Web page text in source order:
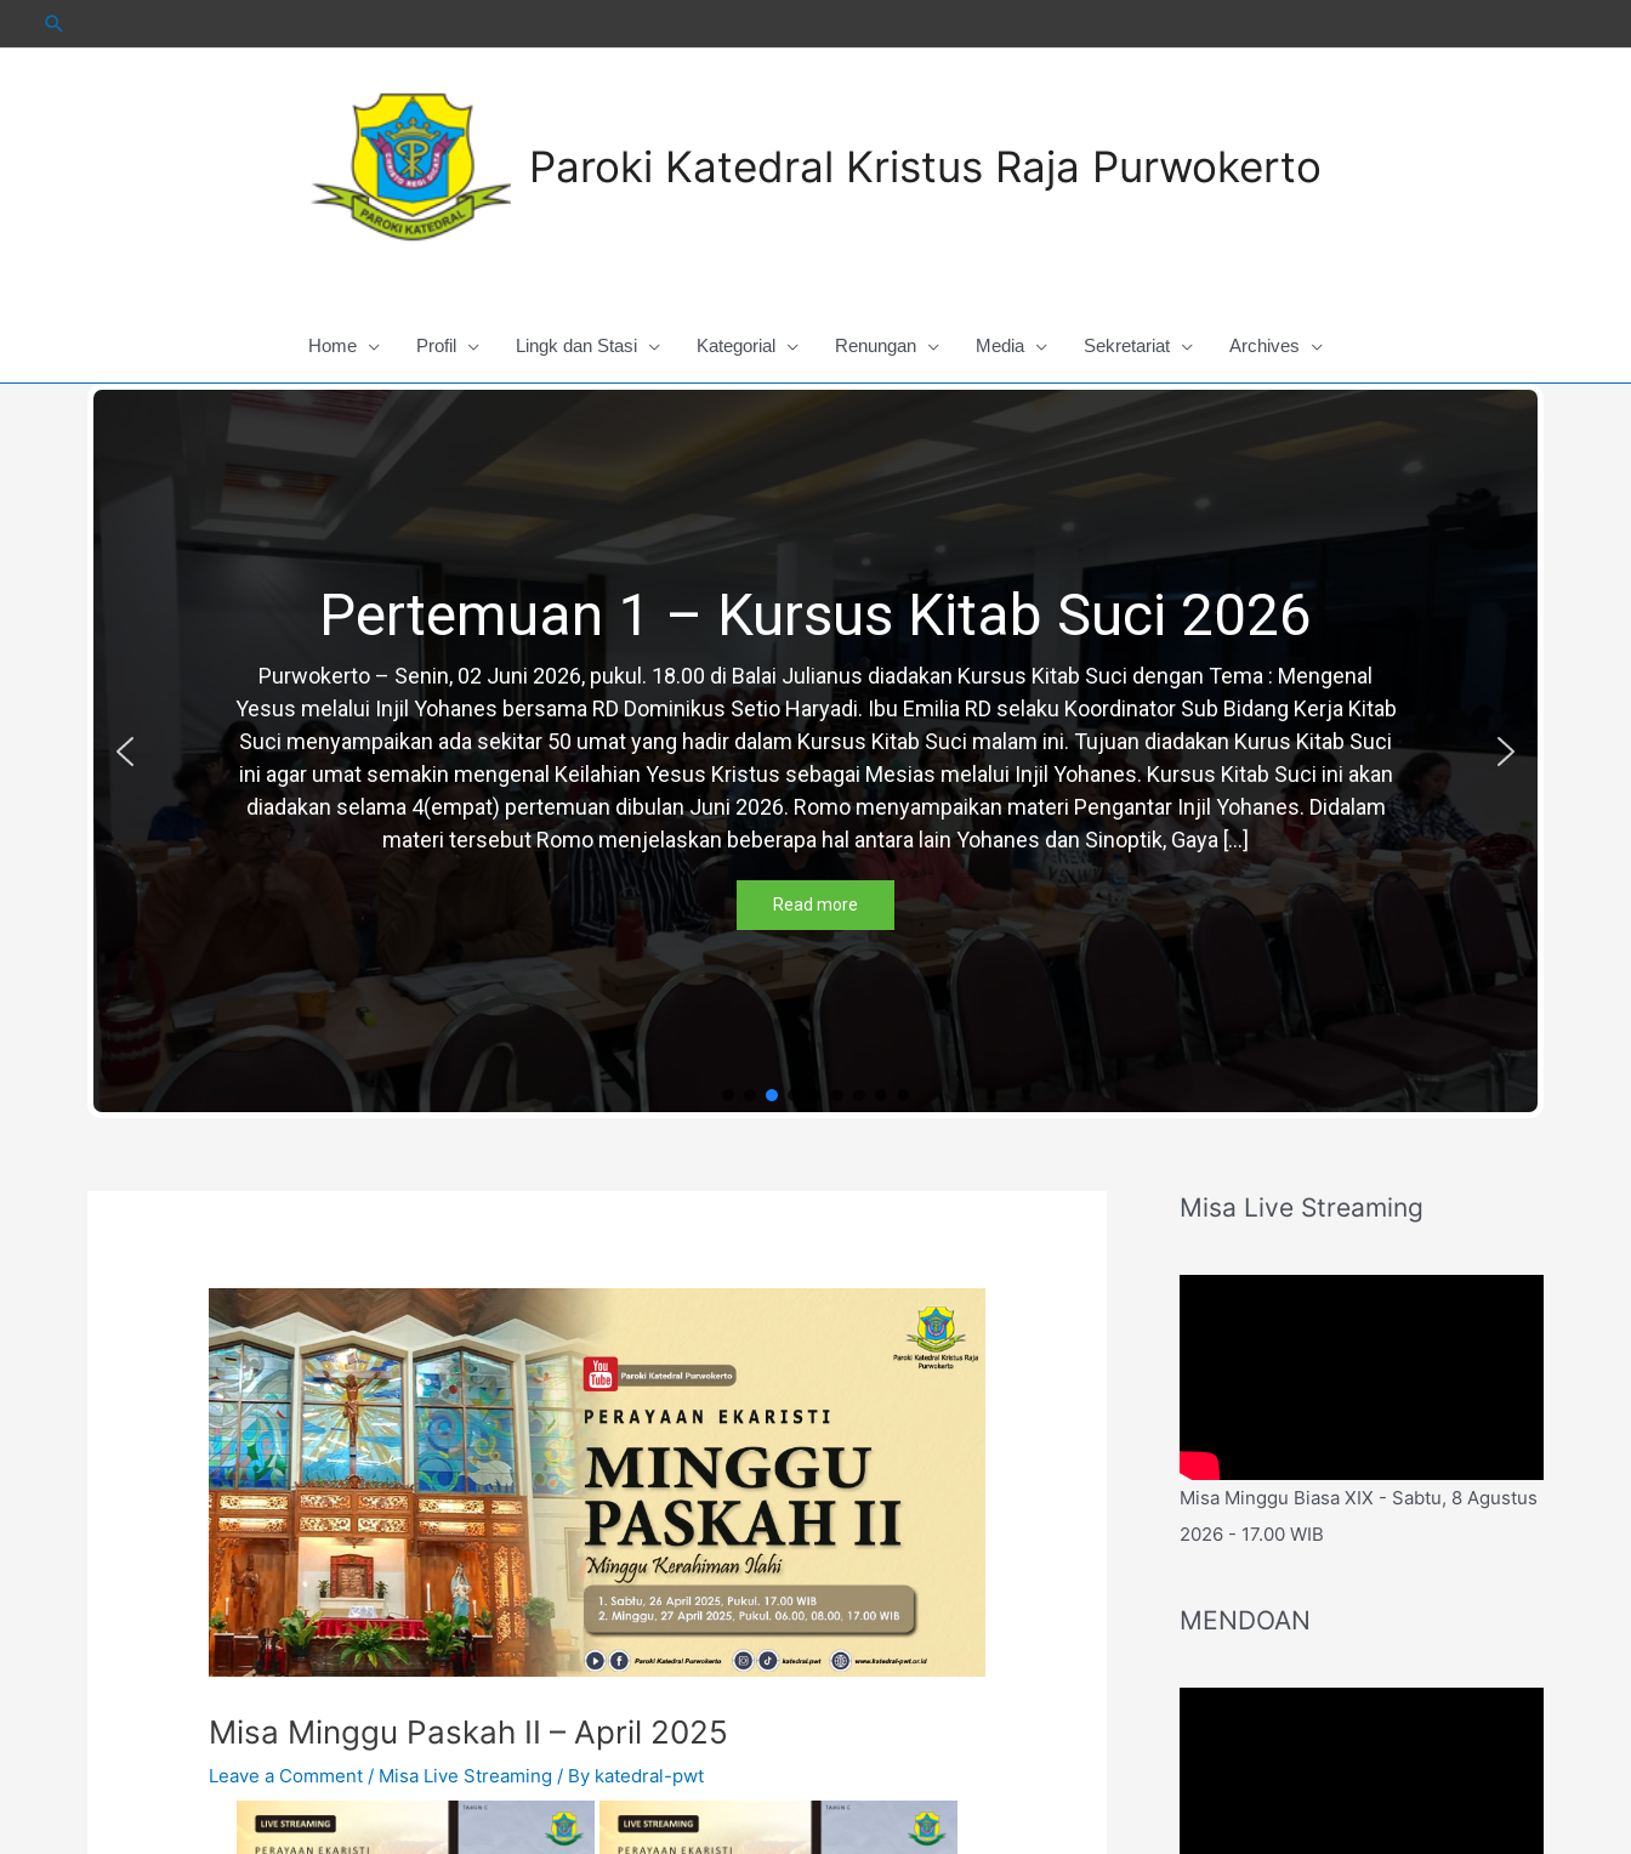
to
Paroki Katedral Kristus Raja Purwokerto
Home Profil Lingk dan Stasi Kategorial Renungan Media Sekretariat Archives
Pertemuan 1 – Kursus Kitab Suci 2026
Purwokerto – Senin, 02 Juni 2026, pukul. 18.00 di Balai Julianus diadakan Kursus Kitab Suci dengan Tema : Mengenal
Yesus melalui Injil Yohanes bersama RD Dominikus Setio Haryadi. Ibu Emilia RD selaku Koordinator Sub Bidang Kerja Kitab
Suci menyampaikan ada sekitar 50 umat yang hadir dalam Kursus Kitab Suci malam ini. Tujuan diadakan Kurus Kitab Suci
ini agar umat semakin mengenal Keilahian Yesus Kristus sebagai Mesias melalui Injil Yohanes. Kursus Kitab Suci ini akan
diadakan selama 4(empat) pertemuan dibulan Juni 2026. Romo menyampaikan materi Pengantar Injil Yohanes. Didalam
materi tersebut Romo menjelaskan beberapa hal antara lain Yohanes dan Sinoptik, Gaya […]
Read more
Misa Minggu Paskah II – April 2025
Leave a Comment / Misa Live Streaming / By katedral-pwt
Misa Minggu Paskah
Misa Live Streaming
Misa Minggu Biasa XIX - Sabtu, 8 Agustus
2026 - 17.00 WIB
MENDOAN